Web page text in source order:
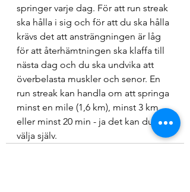
springer varje dag. För att run streak
ska hålla i sig och för att du ska hålla
krävs det att ansträngningen är låg
för att återhämtningen ska klaffa till
nästa dag och du ska undvika att
överbelasta muskler och senor. En
run streak kan handla om att springa
minst en mile (1,6 km), minst 3 km
eller minst 20 min - ja det kan du
välja själv.